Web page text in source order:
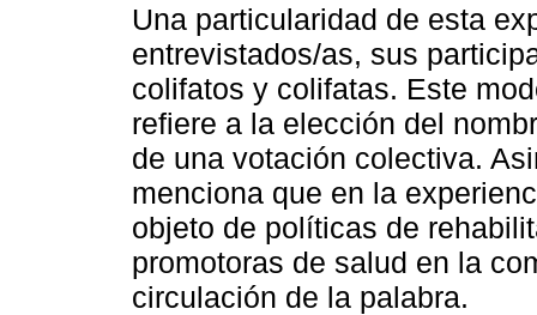
Una particularidad de esta
entrevistados/as, sus
colifatos y colifatas. Este
refiere a la elección del
de una votación colectiva.
menciona que en la
objeto de políticas de
promotoras de salud en la
circulación de la palabra.